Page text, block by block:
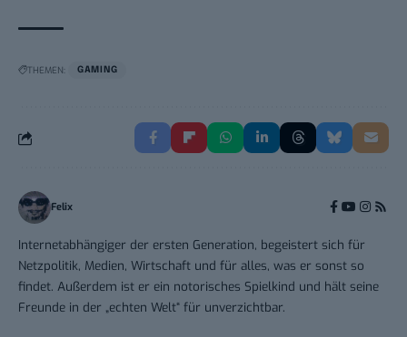
THEMEN: GAMING
Felix
Internetabhängiger der ersten Generation, begeistert sich für
Netzpolitik, Medien, Wirtschaft und für alles, was er sonst so
findet. Außerdem ist er ein notorisches Spielkind und hält seine
Freunde in der „echten Welt“ für unverzichtbar.